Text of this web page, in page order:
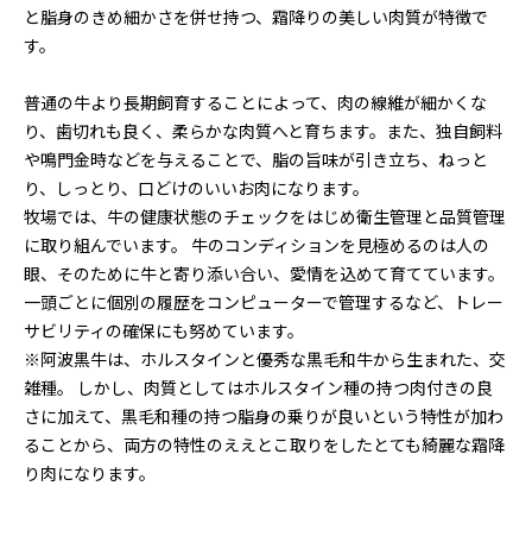
と脂身のきめ細かさを併せ持つ、霜降りの美しい肉質が特徴で
す。
普通の牛より長期飼育することによって、肉の線維が細かくな
り、歯切れも良く、柔らかな肉質へと育ちます。また、独自飼料
や鳴門金時などを与えることで、脂の旨味が引き立ち、ねっと
り、しっとり、口どけのいいお肉になります。
牧場では、牛の健康状態のチェックをはじめ衛生管理と品質管理
に取り組んでいます。 牛のコンディションを見極めるのは人の
眼、そのために牛と寄り添い合い、愛情を込めて育てています。
一頭ごとに個別の履歴をコンピューターで管理するなど、トレー
サビリティの確保にも努めています。
※阿波黒牛は、ホルスタインと優秀な黒毛和牛から生まれた、交
雑種。 しかし、肉質としてはホルスタイン種の持つ肉付きの良
さに加えて、黒毛和種の持つ脂身の乗りが良いという特性が加わ
ることから、両方の特性のええとこ取りをしたとても綺麗な霜降
り肉になります。